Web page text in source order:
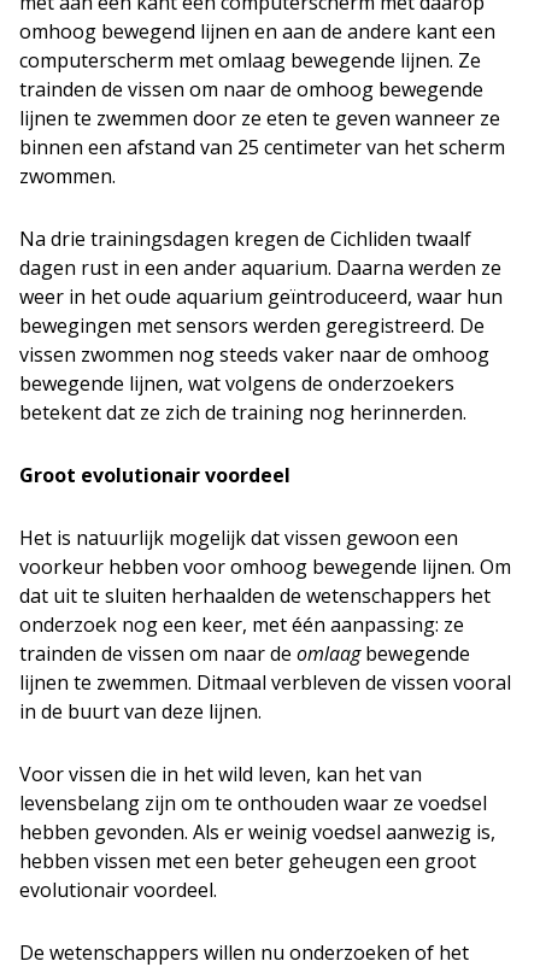
omhoog bewegend lijnen en aan de andere kant een
computerscherm met omlaag bewegende lijnen. Ze
trainden de vissen om naar de omhoog bewegende
lijnen te zwemmen door ze eten te geven wanneer ze
binnen een afstand van 25 centimeter van het scherm
zwommen.
Na drie trainingsdagen kregen de Cichliden twaalf
dagen rust in een ander aquarium. Daarna werden ze
weer in het oude aquarium geïntroduceerd, waar hun
bewegingen met sensors werden geregistreerd. De
vissen zwommen nog steeds vaker naar de omhoog
bewegende lijnen, wat volgens de onderzoekers
betekent dat ze zich de training nog herinnerden.
Groot evolutionair voordeel
Het is natuurlijk mogelijk dat vissen gewoon een
voorkeur hebben voor omhoog bewegende lijnen. Om
dat uit te sluiten herhaalden de wetenschappers het
onderzoek nog een keer, met één aanpassing: ze
trainden de vissen om naar de omlaagbewegende
lijnen te zwemmen. Ditmaal verbleven de vissen vooral
in de buurt van deze lijnen.
Voor vissen die in het wild leven, kan het van
levensbelang zijn om te onthouden waar ze voedsel
hebben gevonden. Als er weinig voedsel aanwezig is,
hebben vissen met een beter geheugen een groot
evolutionair voordeel.
De wetenschappers willen nu onderzoeken of het